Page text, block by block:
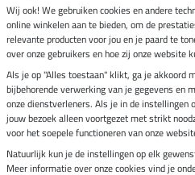
Verzending per
Veilig betalen met
Wij ook! We gebruiken cookies en andere
online winkelen aan te bieden, om de
relevante producten voor jou en je paard te
over onze gebruikers en hoe zij onze website
Als je op "Alles toestaan" klikt, ga je akkoord
bijbehorende verwerking van je gegevens en
onze dienstverleners. Als je in de instellingen
jouw bezoek alleen voortgezet met strikt
voor het soepele functioneren van onze
Natuurlijk kun je de instellingen op elk
Meer informatie over onze cookies vind je